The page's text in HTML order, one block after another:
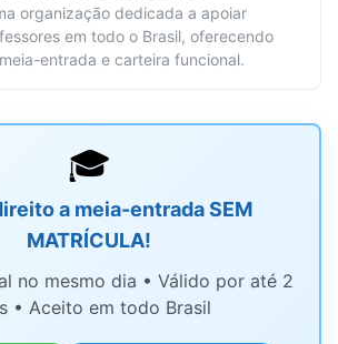
organização dedicada a apoiar
em todo o Brasil, oferecendo
entrada e carteira funcional.
🎓
a meia-entrada SEM
MATRÍCULA!
no mesmo dia • Válido por até 2
• Aceito em todo Brasil